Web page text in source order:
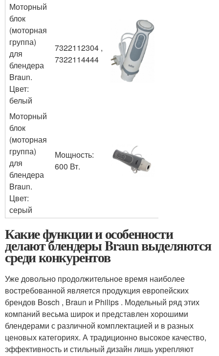
Моторный
блок
(моторная
группа)
для
блендера
Braun.
Цвет:
белый
7322112304 ,
7322114444
Моторный
блок
(моторная
группа)
для
блендера
Braun.
Цвет:
серый
Мощность:
600 Вт.
Какие функции и особенности
делают блендеры Braun выделяются
среди конкурентов
Уже довольно продолжительное время наиболее
востребованной является продукция европейских
брендов Bosch , Braun и Philips . Модельный ряд этих
компаний весьма широк и представлен хорошими
блендерами с различной комплектацией и в разных
ценовых категориях. А традиционно высокое качество,
эффективность и стильный дизайн лишь укрепляют